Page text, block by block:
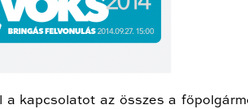
kapcsolatot az összes a